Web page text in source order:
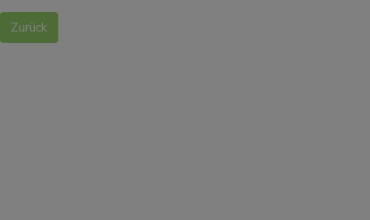
Zurück